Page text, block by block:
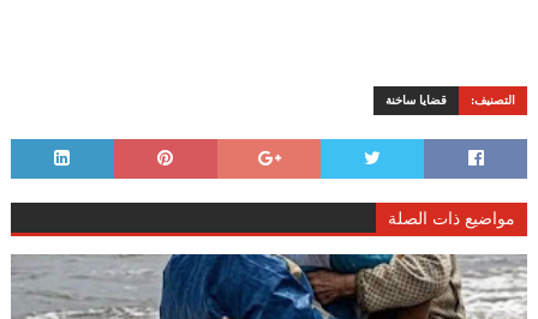
التصنيف: قضايا ساخنة
مواضيع ذات الصلة